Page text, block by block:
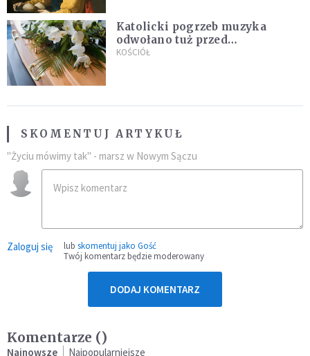
Katolicki pogrzeb muzyka
odwołano tuż przed
uroczystością. Powodem była
KOŚCIÓŁ
SKOMENTUJ ARTYKUŁ
"Życiu mówimy tak" - marsz w Nowym Sączu
Zaloguj się lub skomentuj jako Gość
Twój komentarz będzie moderowany
DODAJ KOMENTARZ
Komentarze ()
Najnowsze Najpopularniejsze